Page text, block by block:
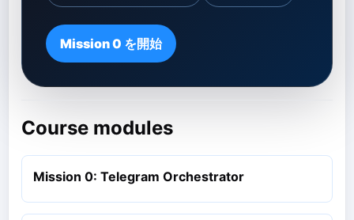
Mission 0 を開始
Course modules
Mission 0: Telegram Orchestrator